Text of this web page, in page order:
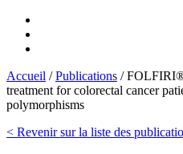
Accueil /Publications /FOLFIRI®
treatment for colorectal cancer
polymorphisms
< Revenir sur la liste des